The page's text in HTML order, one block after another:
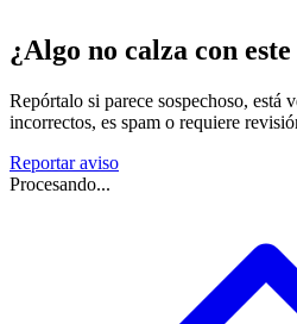
¿Algo no calza con este
Repórtalo si parece sospechoso, está
incorrectos, es spam o requiere
Reportar aviso
Procesando...